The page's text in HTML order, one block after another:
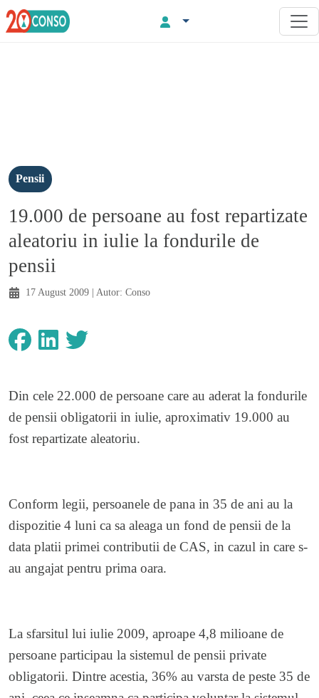
Pensii
19.000 de persoane au fost repartizate
aleatoriu in iulie la fondurile de
pensii
17 August 2009 | Autor: Conso
Din cele 22.000 de persoane care au aderat la fondurile
de pensii obligatorii in iulie, aproximativ 19.000 au
fost repartizate aleatoriu.
Conform legii, persoanele de pana in 35 de ani au la
dispozitie 4 luni ca sa aleaga un fond de pensii de la
data platii primei contributii de CAS, in cazul in care s-
au angajat pentru prima oara.
La sfarsitul lui iulie 2009, aproape 4,8 milioane de
persoane participau la sistemul de pensii private
obligatorii. Dintre acestia, 36% au varsta de peste 35 de